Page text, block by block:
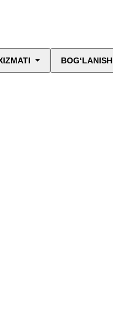
BOG‘LANISH